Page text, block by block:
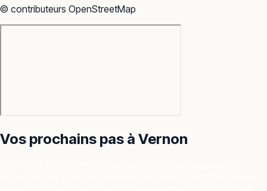
© contributeurs OpenStreetMap
Vos prochains pas à Vernon